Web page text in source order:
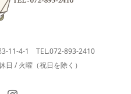
3-11-4-1 TEL.072-893-2410
日 / 火曜（祝日を除く）